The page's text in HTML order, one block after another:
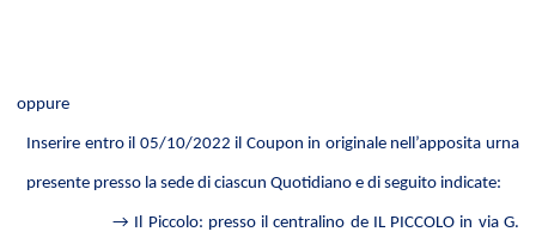
oppure
Inserire entro il 05/10/2022 il Coupon in originale nell’apposita urna
presente presso la sede di ciascun Quotidiano e di seguito indicate:
→ Il Piccolo: presso il centralino de IL PICCOLO in via G.